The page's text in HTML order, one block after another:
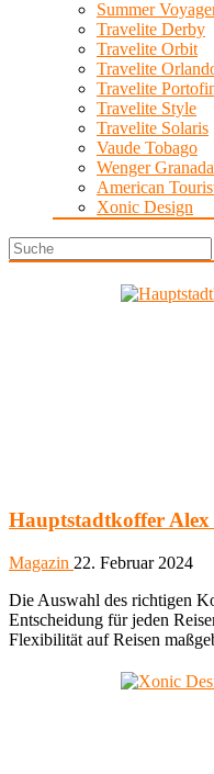
Summer
Travelite Derby
Travelite Orbit
Travelite
Travelite
Travelite Style
Travelite Solaris
Vaude Tobago
Wenger Granada
American
Xonic Design
Hauptstadtkoffer Alex
Magazin 22. Februar 2024
Die Auswahl des richtigen
Entscheidung für jeden
Flexibilität auf Reisen